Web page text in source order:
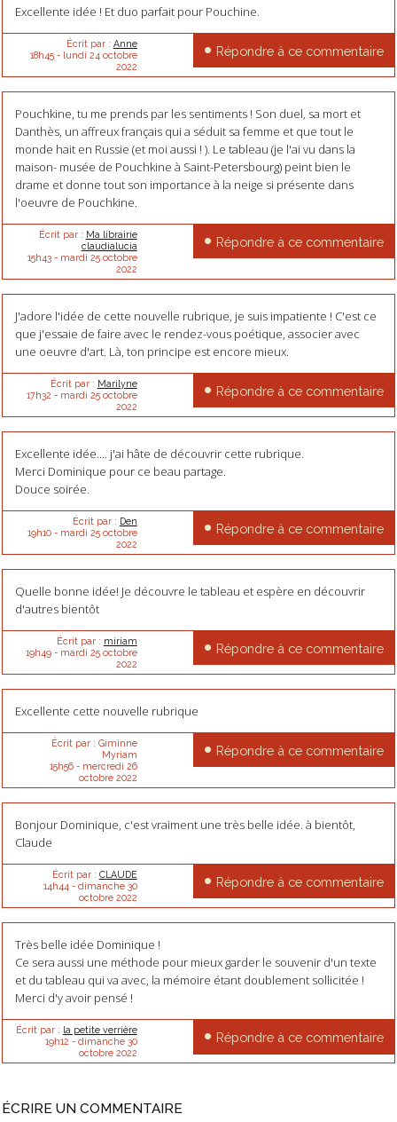
Excellente idée ! Et duo parfait pour Pouchine.
Écrit par : Anne
18h45- lundi 24 octobre
2022
Répondre à ce commentaire
Pouchkine, tu me prends par les sentiments ! Son duel, sa mort et
Danthès, un affreux français qui a séduit sa femme et que tout le
monde hait en Russie (et moi aussi ! ). Le tableau (je l'ai vu dans la
maison- musée de Pouchkine à Saint-Petersbourg) peint bien le
drame et donne tout son importance à la neige si présente dans
l'oeuvre de Pouchkine.
Écrit par : Ma librairie
claudialucia
15h43- mardi 25 octobre
2022
Répondre à ce commentaire
J'adore l'idée de cette nouvelle rubrique, je suis impatiente ! C'est ce
que j'essaie de faire avec le rendez-vous poétique, associer avec
une oeuvre d'art. Là, ton principe est encore mieux.
Écrit par : Marilyne
17h32 - mardi 25 octobre
2022
Répondre à ce commentaire
Excellente idée.... j'ai hâte de découvrir cette rubrique.
Merci Dominique pour ce beau partage.
Douce soirée.
Écrit par : Den
19h10- mardi 25 octobre
2022
Répondre à ce commentaire
Quelle bonne idée! Je découvre le tableau et espère en découvrir
d'autres bientôt
Écrit par : miriam
19h49- mardi 25 octobre
2022
Répondre à ce commentaire
Excellente cette nouvelle rubrique
Écrit par : Giminne
Myriam
15h56- mercredi 26
octobre 2022
Répondre à ce commentaire
Bonjour Dominique, c'est vraiment une très belle idée. à bientôt,
Claude
Écrit par : CLAUDE
14h44 - dimanche 30
octobre 2022
Répondre à ce commentaire
Très belle idée Dominique !
Ce sera aussi une méthode pour mieux garder le souvenir d'un texte
et du tableau qui va avec, la mémoire étant doublement sollicitée !
Merci d'y avoir pensé !
Écrit par : la petite verrière
19h12 - dimanche 30
octobre 2022
Répondre à ce commentaire
ÉCRIRE UN COMMENTAIRE